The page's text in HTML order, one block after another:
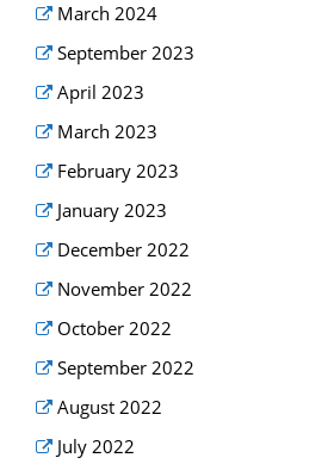
March 2024
September 2023
April 2023
March 2023
February 2023
January 2023
December 2022
November 2022
October 2022
September 2022
August 2022
July 2022